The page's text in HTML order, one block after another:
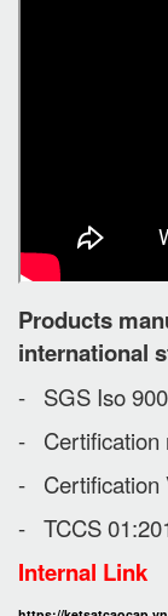
Products
international
- SGS Iso
- Certification
- Certification
- TCCS
Internal Link